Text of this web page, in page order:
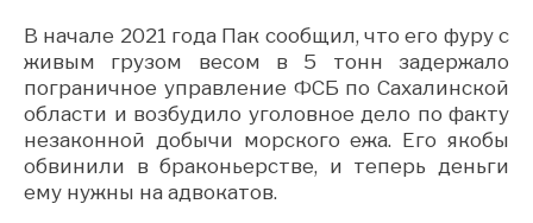
В начале 2021 года Пак сообщил, что его фуру с
живым грузом весом в 5 тонн задержало
пограничное управление ФСБ по Сахалинской
области и возбудило уголовное дело по факту
незаконной добычи морского ежа. Его якобы
обвинили в браконьерстве, и теперь деньги
ему нужны на адвокатов.